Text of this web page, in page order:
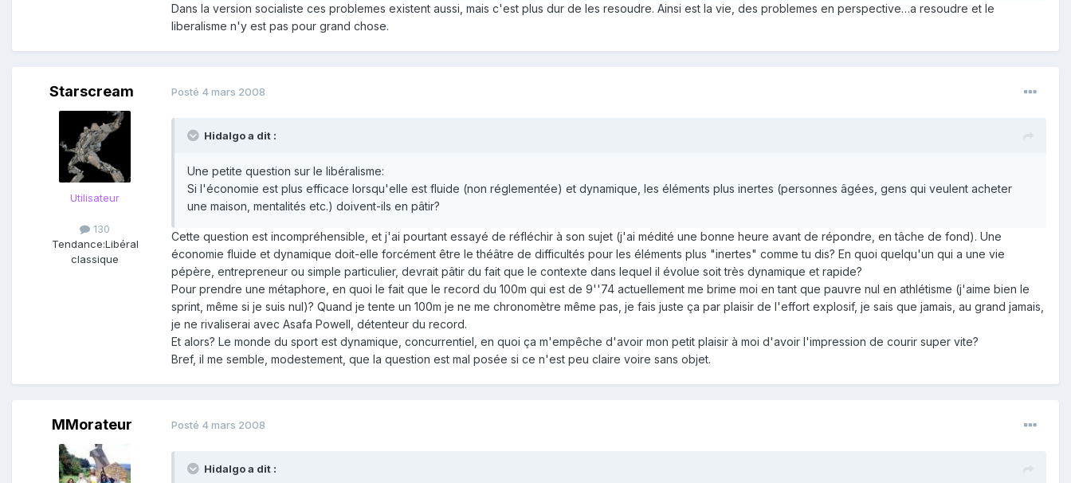
Dans la version socialiste ces problemes existent aussi, mais c'est plus dur de les resoudre. Ainsi est la vie, des problemes en perspective…a resoudre et le
liberalisme n'y est pas pour grand chose.
Starscream
Utilisateur
130
Tendance:Libéral
classique
Posté 4 mars 2008
Hidalgo a dit :
Une petite question sur le libéralisme:
Si l'économie est plus efficace lorsqu'elle est fluide (non réglementée) et dynamique, les éléments plus inertes (personnes âgées, gens qui veulent acheter
une maison, mentalités etc.) doivent-ils en pâtir?
Cette question est incompréhensible, et j'ai pourtant essayé de réfléchir à son sujet (j'ai médité une bonne heure avant de répondre, en tâche de fond). Une
économie fluide et dynamique doit-elle forcément être le théâtre de difficultés pour les éléments plus "inertes" comme tu dis? En quoi quelqu'un qui a une vie
pépère, entrepreneur ou simple particulier, devrait pâtir du fait que le contexte dans lequel il évolue soit très dynamique et rapide?
Pour prendre une métaphore, en quoi le fait que le record du 100m qui est de 9''74 actuellement me brime moi en tant que pauvre nul en athlétisme (j'aime bien le
sprint, même si je suis nul)? Quand je tente un 100m je ne me chronomètre même pas, je fais juste ça par plaisir de l'effort explosif, je sais que jamais, au grand jamais,
je ne rivaliserai avec Asafa Powell, détenteur du record.
Et alors? Le monde du sport est dynamique, concurrentiel, en quoi ça m'empêche d'avoir mon petit plaisir à moi d'avoir l'impression de courir super vite?
Bref, il me semble, modestement, que la question est mal posée si ce n'est peu claire voire sans objet.
MMorateur Posté 4 mars 2008
Hidalgo a dit :